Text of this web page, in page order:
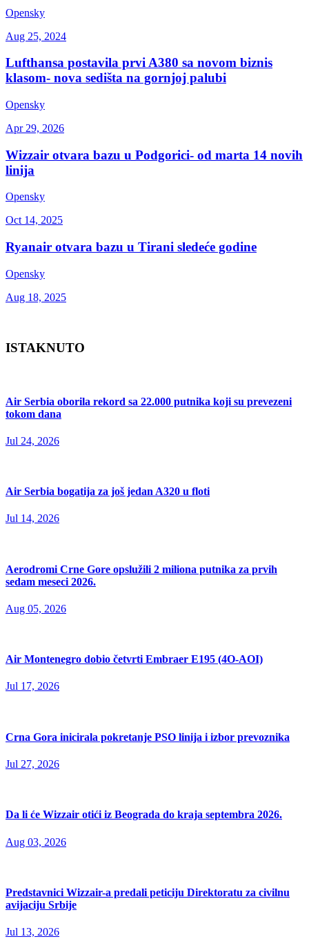
Opensky
Aug 25, 2024
Lufthansa postavila prvi A380 sa novom biznis
klasom- nova sedišta na gornjoj palubi
Opensky
Apr 29, 2026
Wizzair otvara bazu u Podgorici- od marta 14 novih
linija
Opensky
Oct 14, 2025
Ryanair otvara bazu u Tirani sledeće godine
Opensky
Aug 18, 2025
ISTAKNUTO
Air Serbia oborila rekord sa 22.000 putnika koji su prevezeni
tokom dana
Jul 24, 2026
Air Serbia bogatija za još jedan A320 u floti
Jul 14, 2026
Aerodromi Crne Gore opslužili 2 miliona putnika za prvih
sedam meseci 2026.
Aug 05, 2026
Air Montenegro dobio četvrti Embraer E195 (4O-AOI)
Jul 17, 2026
Crna Gora inicirala pokretanje PSO linija i izbor prevoznika
Jul 27, 2026
Da li će Wizzair otići iz Beograda do kraja septembra 2026.
Aug 03, 2026
Predstavnici Wizzair-a predali peticiju Direktoratu za civilnu
avijaciju Srbije
Jul 13, 2026